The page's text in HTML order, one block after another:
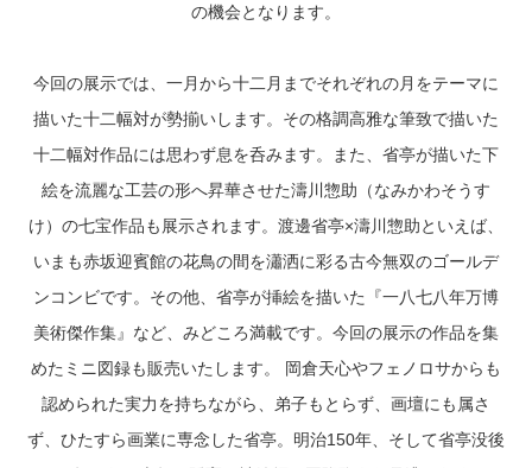
の機会となります。
今回の展示では、一月から十二月までそれぞれの月をテーマに
描いた十二幅対が勢揃いします。その格調高雅な筆致で描いた
十二幅対作品には思わず息を呑みます。また、省亭が描いた下
絵を流麗な工芸の形へ昇華させた濤川惣助（なみかわそうす
け）の七宝作品も展示されます。渡邊省亭×濤川惣助といえば、
いまも赤坂迎賓館の花鳥の間を瀟洒に彩る古今無双のゴールデ
ンコンビです。その他、省亭が挿絵を描いた『一八七八年万博
美術傑作集』など、みどころ満載です。今回の展示の作品を集
めたミニ図録も販売いたします。 岡倉天心やフェノロサからも
認められた実力を持ちながら、弟子もとらず、画壇にも属さ
ず、ひたすら画業に専念した省亭。明治150年、そして省亭没後